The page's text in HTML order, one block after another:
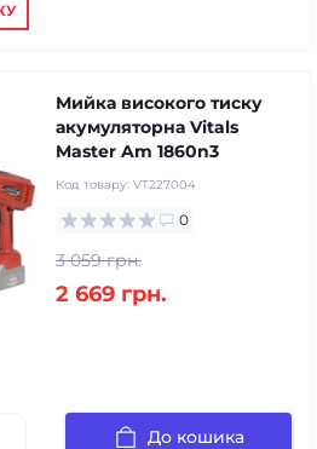
Мийка високого тиску
акумуляторна Vitals
Master Am 1860n3
Код товару: VT227004
0
3 059 грн.
2 669 грн.
До кошика